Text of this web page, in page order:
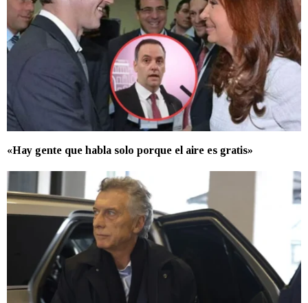
«Hay gente que habla solo porque el aire es gratis»